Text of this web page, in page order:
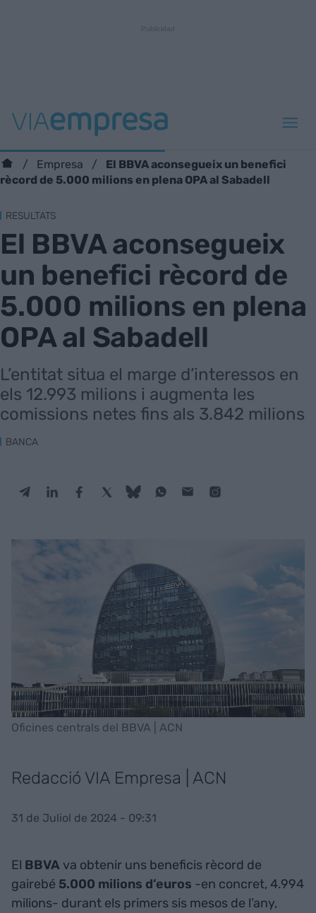
Empresa
El BBVA aconsegueix un benefici
rècord de 5.000 milions en plena OPA al Sabadell
RESULTATS
El BBVA aconsegueix
un benefici rècord de
5.000 milions en plena
OPA al Sabadell
L’entitat situa el marge d’interessos en
els 12.993 milions i augmenta les
comissions netes fins als 3.842 milions
BANCA
Oficines centrals del BBVA | ACN
Redacció VIA Empresa | ACN
31 de Juliol de 2024 - 09:31
El BBVA va obtenir uns beneficis rècord de
gairebé 5.000 milions d’euros -en concret, 4.994
milions- durant els primers sis mesos de l’any,